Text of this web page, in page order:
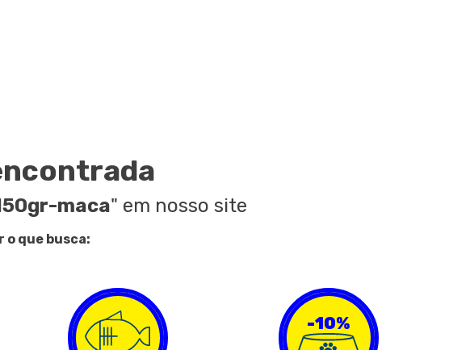
maca" em nosso site
que busca:
-10%